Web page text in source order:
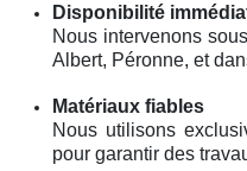
Disponibilité
Nous intervenons
Albert, Péronne, et
Matériaux fiables
Nous utilisons
pour garantir des